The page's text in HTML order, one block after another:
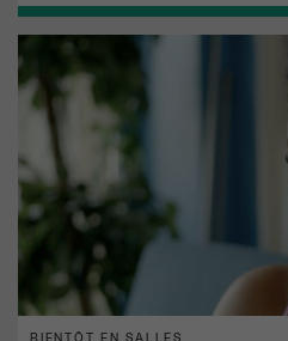
BIENTÔT EN SALLES